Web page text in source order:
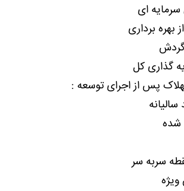
سرمایه ای
بهره برداری
گردش
گذاری کل
پس از اجرای توسعه :
سالیانه
شده
سربه سر
ویژه